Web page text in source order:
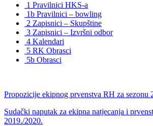
1 Pravilnici HKS-a
1b Pravilnici – bowling
2 Zapisnici – Skupštine
3 Zapisnici – Izvršni odbor
4 Kalendari
5 RK Obrasci
5b Obrasci
Propozicije ekipnog prvenstva RH za sezonu
Sudački naputak za ekipna natjecanja i
2019./2020.